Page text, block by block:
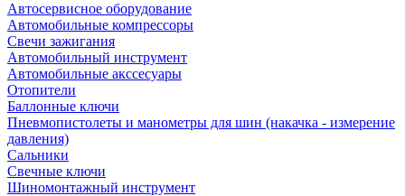
Автосервисное оборудование
Автомобильные компрессоры
Свечи зажигания
Автомобильный инструмент
Автомобильные акссесуары
Отопители
Баллонные ключи
Пневмопистолеты и манометры для шин (накачка - измерение
давления)
Сальники
Свечные ключи
Шиномонтажный инструмент